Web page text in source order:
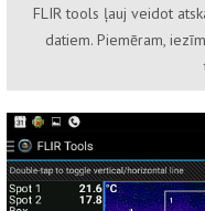
FLIR tools ļauj veidot
datiem. Piemēram,